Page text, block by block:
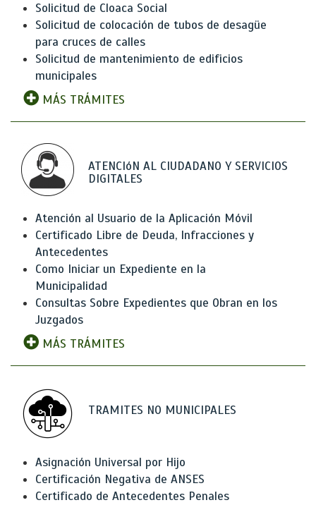
Solicitud de Cloaca Social
Solicitud de colocación de tubos de desagüe
para cruces de calles
Solicitud de mantenimiento de edificios
municipales
MÁS TRÁMITES
ATENCIóN AL CIUDADANO Y SERVICIOS
DIGITALES
Atención al Usuario de la Aplicación Móvil
Certificado Libre de Deuda, Infracciones y
Antecedentes
Como Iniciar un Expediente en la
Municipalidad
Consultas Sobre Expedientes que Obran en los
Juzgados
MÁS TRÁMITES
TRAMITES NO MUNICIPALES
Asignación Universal por Hijo
Certificación Negativa de ANSES
Certificado de Antecedentes Penales